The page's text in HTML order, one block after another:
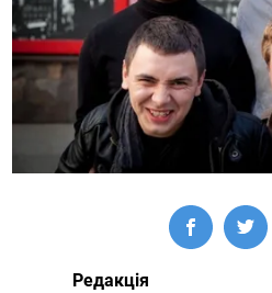
Редакція